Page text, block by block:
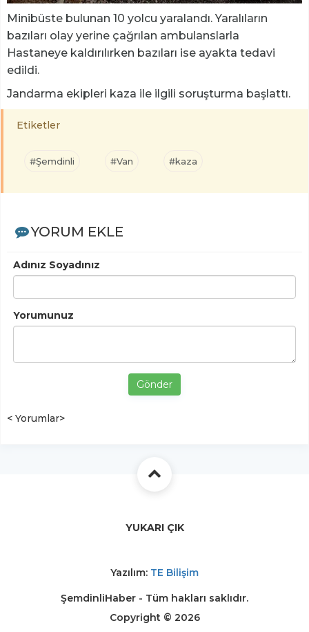
Minibüste bulunan 10 yolcu yaralandı. Yaralıların
bazıları olay yerine çağrılan ambulanslarla
Hastaneye kaldırılırken bazıları ise ayakta tedavi
edildi.
Jandarma ekipleri kaza ile ilgili soruşturma başlattı.
Etiketler
#Şemdinli #Van #kaza
YORUM EKLE
Adınız Soyadınız
Yorumunuz
Gönder
< Yorumlar>
YUKARI ÇIK
Yazılım: TE Bilişim
ŞemdinliHaber - Tüm hakları saklıdır.
Copyright © 2026